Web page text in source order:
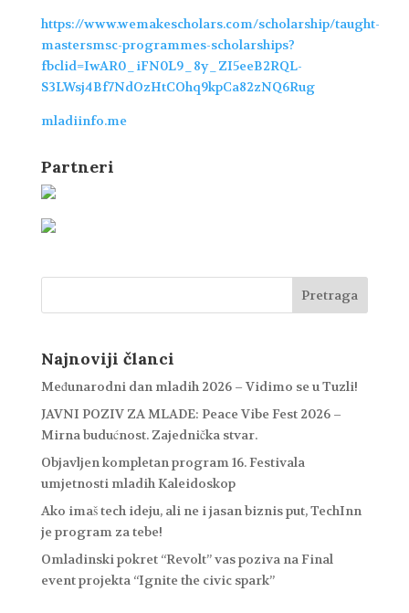
https://www.wemakescholars.com/scholarship/taught-
mastersmsc-programmes-scholarships?
fbclid=IwAR0_iFN0L9_8y_ZI5eeB2RQL-
S3LWsj4Bf7NdOzHtCOhq9kpCa82zNQ6Rug
mladiinfo.me
Partneri
Najnoviji članci
Međunarodni dan mladih 2026 – Vidimo se u Tuzli!
JAVNI POZIV ZA MLADE: Peace Vibe Fest 2026 –
Mirna budućnost. Zajednička stvar.
Objavljen kompletan program 16. Festivala
umjetnosti mladih Kaleidoskop
Ako imaš tech ideju, ali ne i jasan biznis put, TechInn
je program za tebe!
Omladinski pokret “Revolt” vas poziva na Final
event projekta “Ignite the civic spark”